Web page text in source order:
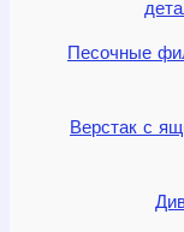
Песочные
Верстак с